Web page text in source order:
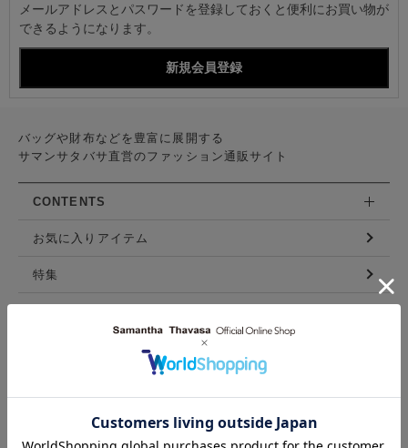
メールアドレスとパスワードを登録しておくと便利にお買い物が
できるようになります。
バッグや財布などを豊富に展開する
サマンサタバサ直営のファッション通販サイト
CONTENTS
お気に入りアイテム
特集
スタッフリスト